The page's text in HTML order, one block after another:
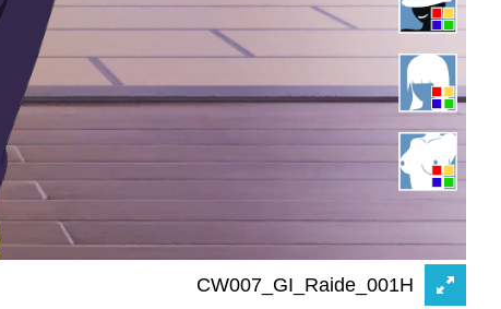
CW007_GI_Raide_001H